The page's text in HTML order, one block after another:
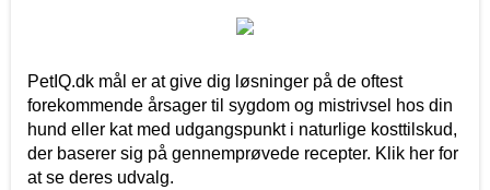
PetIQ.dk mål er at give dig løsninger på de oftest
forekommende årsager til sygdom og mistrivsel hos din
hund eller kat med udgangspunkt i naturlige kosttilskud,
der baserer sig på gennemprøvede recepter. Klik her for
at se deres udvalg.